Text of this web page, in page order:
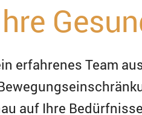
erfahrenes Team
auf Ihre